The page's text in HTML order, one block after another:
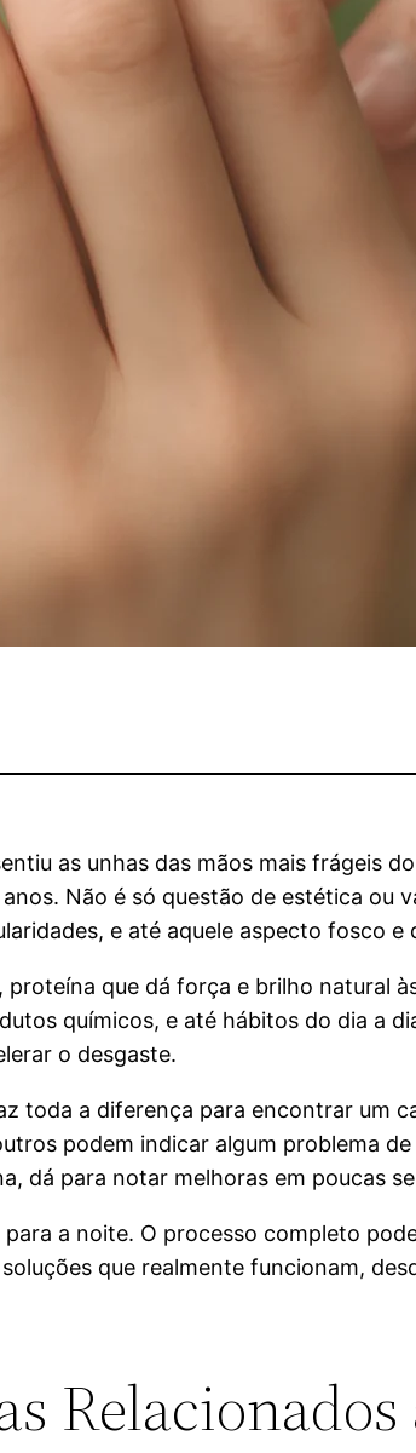
as unhas das mãos mais frágeis
Não é só questão de estética ou
e até aquele aspecto fosco
que dá força e brilho natural
químicos, e até hábitos do dia a
o desgaste.
toda a diferença para encontrar um
podem indicar algum problema
dá para notar melhoras em poucas
a noite. O processo completo
que realmente funcionam,